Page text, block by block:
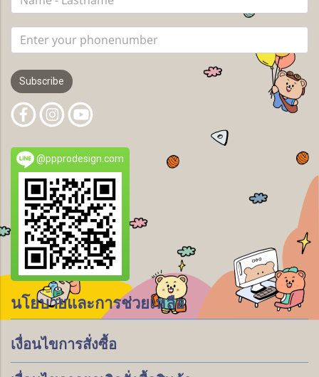
Subscribe
@ppprodesign.com
นโยบายและการช่วยเหลือ
เงื่อนไขการสั่งซื้อ